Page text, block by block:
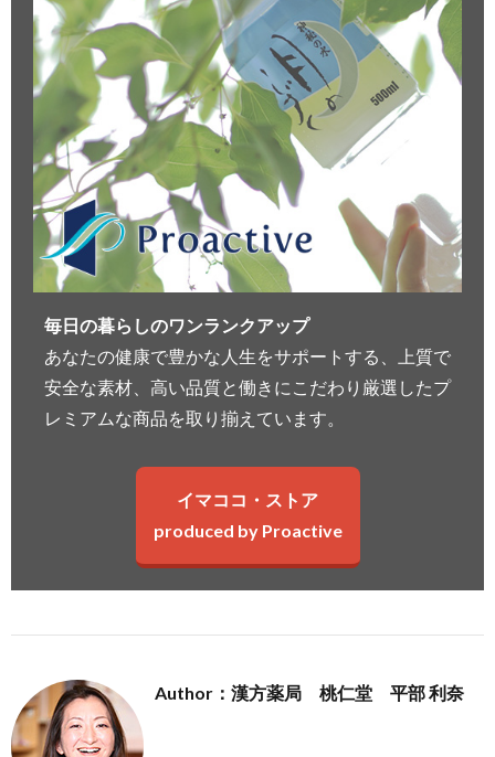
毎日の暮らしのワンランクアップ
あなたの健康で豊かな人生をサポートする、上質で
安全な素材、高い品質と働きにこだわり厳選したプ
レミアムな商品を取り揃えています。
イマココ・ストア
produced by Proactive
Author：漢方薬局 桃仁堂 平部 利奈